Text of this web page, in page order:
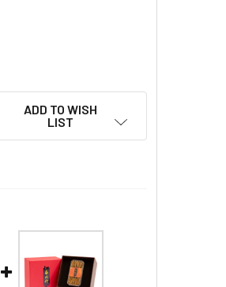
FOOD TIBET SUPERIOR WILD
PREMIER FOOD TIBET SUPERIOR
ADD TO WISH
LIST